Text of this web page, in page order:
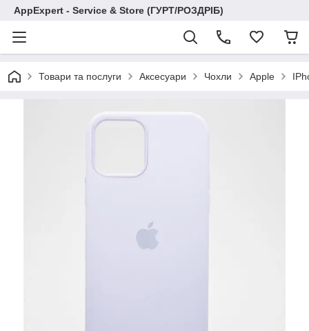
AppExpert - Service & Store (ГУРТ/РОЗДРІБ)
Товари та послуги Аксесуари Чохли Apple